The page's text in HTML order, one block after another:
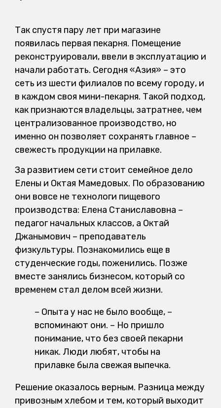
Так спустя пару лет при магазине
появилась первая пекарня. Помещение
реконструировали, ввели в эксплуатацию и
начали работать. Сегодня «Азия» – это
сеть из шести филиалов по всему городу, и
в каждом своя мини-пекарня. Такой подход,
как признаются владельцы, затратнее, чем
централизованное производство, но
именно он позволяет сохранять главное –
свежесть продукции на прилавке.
За развитием сети стоит семейное дело
Елены и Октая Мамедовых. По образованию
они вовсе не технологи пищевого
производства: Елена Станиславовна –
педагог начальных классов, а Октай
Джанымович – преподаватель
физкультуры. Познакомились еще в
студенческие годы, поженились. Позже
вместе занялись бизнесом, который со
временем стал делом всей жизни.
– Опыта у нас не было вообще, –
вспоминают они. – Но пришло
понимание, что без своей пекарни
никак. Люди любят, чтобы на
прилавке была свежая выпечка.
Решение оказалось верным. Разница между
привозным хлебом и тем, который выходит